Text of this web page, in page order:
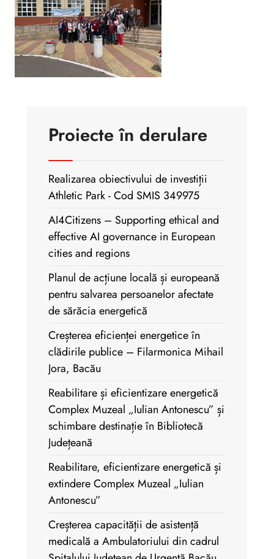
Proiecte în derulare
Realizarea obiectivului de investiții
Athletic Park - Cod SMIS 349975
AI4Citizens – Supporting ethical and
effective AI governance in European
cities and regions
Planul de acțiune locală și europeană
pentru salvarea persoanelor afectate
de sărăcia energetică
Creșterea eficienței energetice în
clădirile publice – Filarmonica Mihail
Jora, Bacău
Reabilitare și eficientizare energetică
Complex Muzeal „Iulian Antonescu” și
schimbare destinație în Bibliotecă
Județeană
Reabilitare, eficientizare energetică și
extindere Complex Muzeal „Iulian
Antonescu”
Creșterea capacității de asistență
medicală a Ambulatoriului din cadrul